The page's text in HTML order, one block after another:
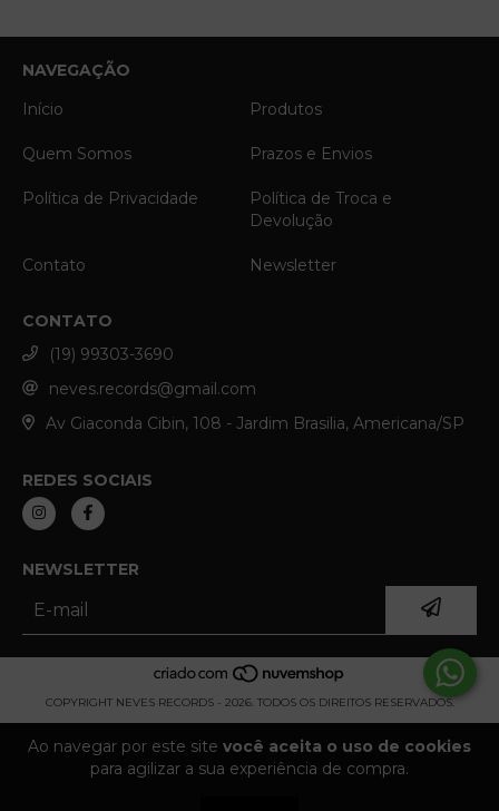
Ao navegar por este site você aceita o uso de cookies
para agilizar a sua experiência de compra.
NAVEGAÇÃO
Início
Produtos
Quem Somos Prazos e Envios
Política de Privacidade
Política de Troca e
Devolução
Contato Newsletter
CONTATO
(19) 99303-3690
neves.records@gmail.com
Av Giaconda Cibin, 108 - Jardim Brasilia, Americana/SP
REDES SOCIAIS
NEWSLETTER
COPYRIGHT NEVES RECORDS - 2026. TODOS OS DIREITOS RESERVADOS.